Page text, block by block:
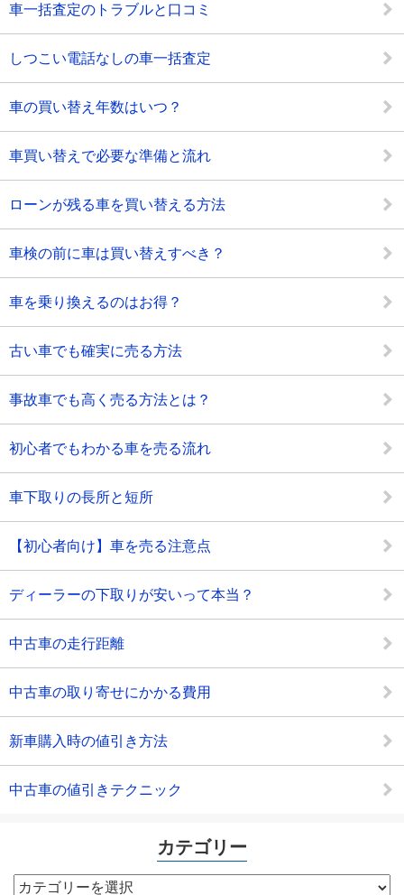
車一括査定のトラブルと口コミ
しつこい電話なしの車一括査定
車の買い替え年数はいつ？
車買い替えで必要な準備と流れ
ローンが残る車を買い替える方法
車検の前に車は買い替えすべき？
車を乗り換えるのはお得？
古い車でも確実に売る方法
事故車でも高く売る方法とは？
初心者でもわかる車を売る流れ
車下取りの長所と短所
【初心者向け】車を売る注意点
ディーラーの下取りが安いって本当？
中古車の走行距離
中古車の取り寄せにかかる費用
新車購入時の値引き方法
中古車の値引きテクニック
カテゴリー
カ